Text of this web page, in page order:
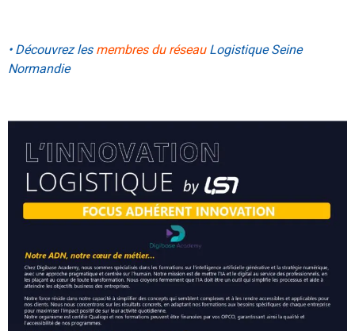
• Découvrez lesmembres du réseauLogistique Seine
Normandie